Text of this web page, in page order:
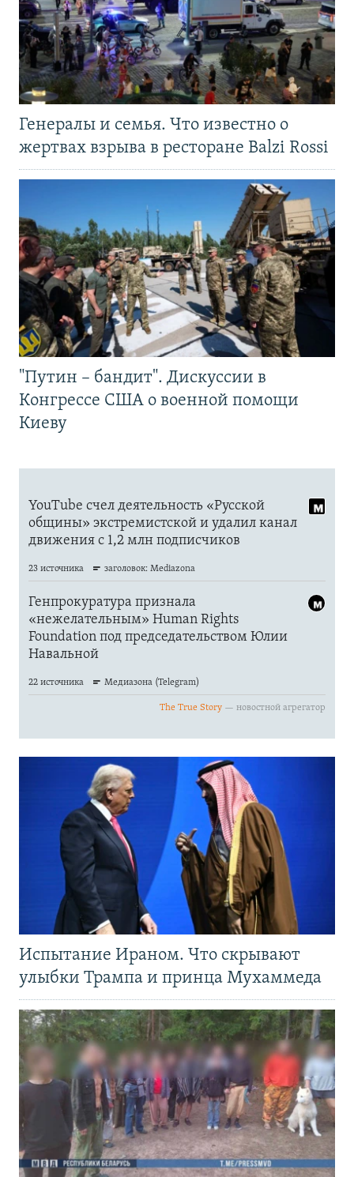
Генералы и семья. Что известно о
жертвах взрыва в ресторане Balzi Rossi
"Путин – бандит". Дискуссии в
Конгрессе США о военной помощи
Киеву
Испытание Ираном. Что скрывают
улыбки Трампа и принца Мухаммеда